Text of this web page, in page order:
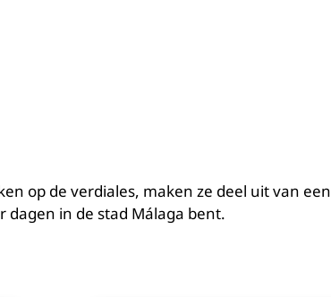
op de verdiales, maken ze deel uit van een
dagen in de stad Málaga bent.